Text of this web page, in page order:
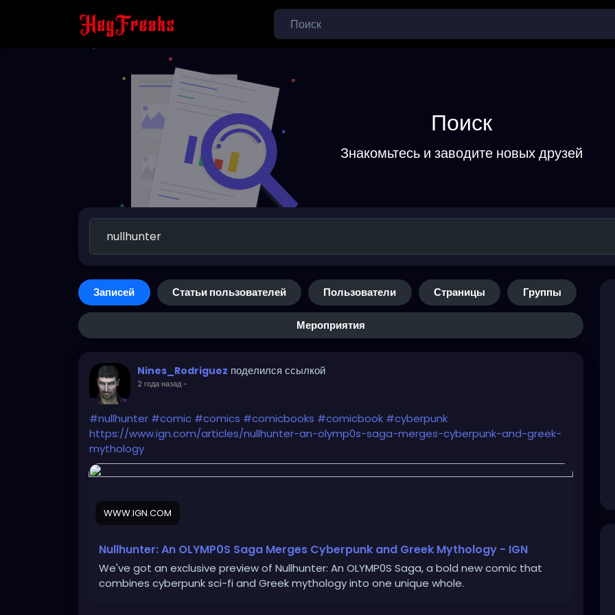
Поиск
Знакомьтесь и заводите новых друзей
Записей Статьи пользователей Пользователи Страницы Группы
Мероприятия
Nines_Rodriguez поделился ссылкой
2 года назад-
#nullhunter #comic #comics #comicbooks #comicbook #cyberpunk
https://www.ign.com/articles/nullhunter-an-olymp0s-saga-merges-cyberpunk-and-greek-
mythology
WWW.IGN.COM
Nullhunter: An OLYMP0S Saga Merges Cyberpunk and Greek Mythology - IGN
We've got an exclusive preview of Nullhunter: An OLYMP0S Saga, a bold new comic that
combines cyberpunk sci-fi and Greek mythology into one unique whole.